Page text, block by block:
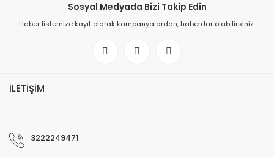
Sosyal Medyada Bizi Takip Edin
Haber listemize kayıt olarak kampanyalardan, haberdar olabilirsiniz.
İLETİŞİM
3222249471